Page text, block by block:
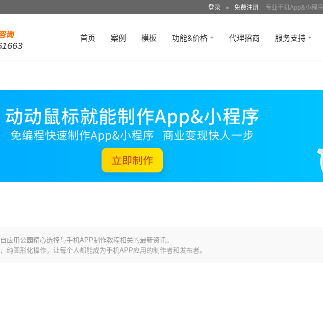
登录 ● 免费注册 专业手机App&小程
首页 案例 模板 功能&价格 代理招商 服务支持
用公园精心选择与手机APP制作教程相关的最新资讯。
图形化操作，让每个人都能成为手机APP应用的制作者和发布者。